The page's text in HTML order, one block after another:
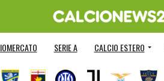
SERIE A CALCIO ESTERO